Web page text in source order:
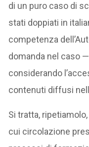
di un puro caso di
stati doppiati in
competenza
domanda nel caso
considerando
contenuti diffusi
Si tratta,
cui circolazione